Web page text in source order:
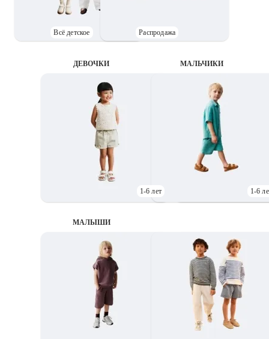
Всё детское Распродажа
ДЕВОЧКИ
1-6 лет
MАЛЬЧИКИ
1-6
МАЛЫШИ